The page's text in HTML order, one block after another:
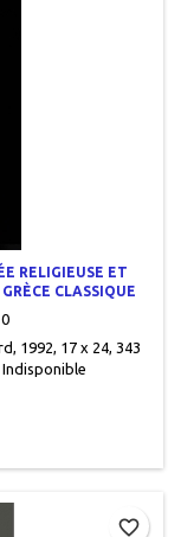
RELIGIEUSE ET
CLASSIQUE
0
1992, 17 x 24, 343
Indisponible
favorite_border